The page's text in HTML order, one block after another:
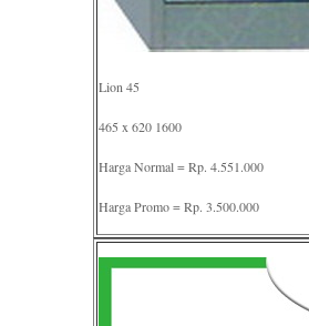
Lion 45
465 x 620 1600
Harga Normal = Rp. 4.551.000
Harga Promo = Rp. 3.500.000